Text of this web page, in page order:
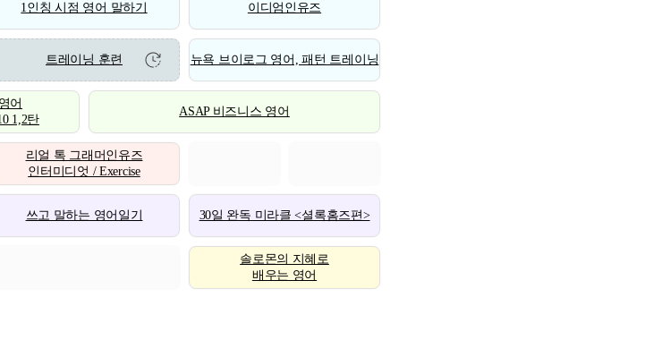
1인칭 시점 영어 말하기 이디엄인유즈
트레이닝 훈련 뉴욕 브이로그 영어, 패턴 트레이닝
어
1,2탄
ASAP 비즈니스 영어
리얼 톡 그래머인유즈
인터미디엇 / Exercise
쓰고 말하는 영어일기 30일 완독 미라클 <셜록홈즈편>
솔로몬의 지혜로
배우는 영어